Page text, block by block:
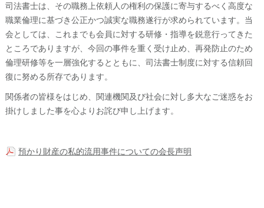
司法書士は、その職務上依頼人の権利の保護に寄与するべく高度な
職業倫理に基づき公正かつ誠実な職務遂行が求められています。当
会としては、これまでも会員に対する研修・指導を鋭意行ってきた
ところでありますが、今回の事件を重く受け止め、再発防止のため
倫理研修等を一層強化するとともに、司法書士制度に対する信頼回
復に努める所存であります。
関係者の皆様をはじめ、関連機関及び社会に対し多大なご迷惑をお
掛けしました事を心よりお詫び申し上げます。
預かり財産の私的流用事件についての会長声明